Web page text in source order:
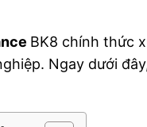
BK8 chính thức
Ngay dưới